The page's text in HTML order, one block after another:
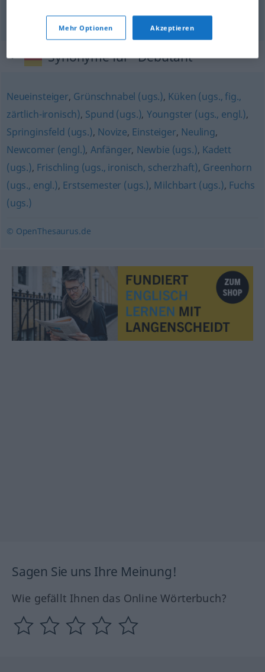
beginner DebütantAnfänger
Synonyme für "Debütant"
Neueinsteiger, Grünschnabel (ugs.), Küken (ugs., fig.,
zärtlich-ironisch), Spund (ugs.), Youngster (ugs., engl.),
Springinsfeld (ugs.), Novize, Einsteiger, Neuling,
Newcomer (engl.), Anfänger, Newbie (ugs.), Kadett
(ugs.), Frischling (ugs., ironisch, scherzhaft), Greenhorn
(ugs., engl.), Erstsemester (ugs.), Milchbart (ugs.), Fuchs
(ugs.)
© OpenThesaurus.de
Sagen Sie uns Ihre Meinung!
Wie gefällt Ihnen das Online Wörterbuch?
Mehr Optionen Akzeptieren